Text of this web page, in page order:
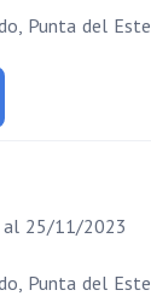
Punta del Este
25/11/2023
Punta del Este